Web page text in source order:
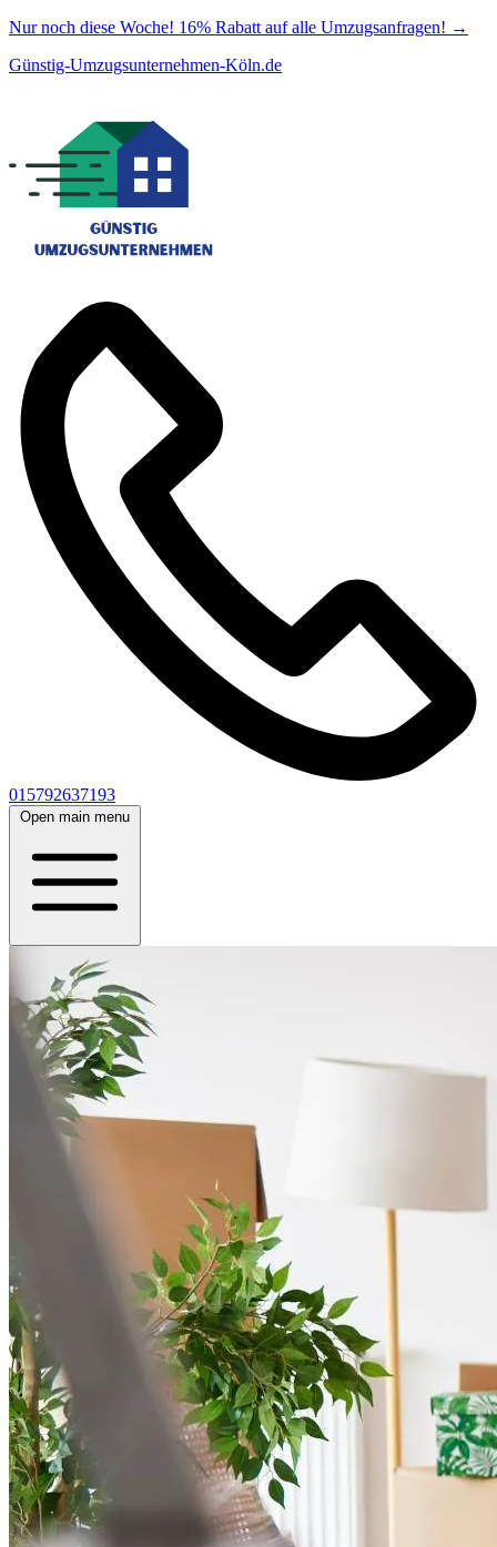
Nur noch diese Woche! 16% Rabatt auf alle Umzugsanfragen! →
Günstig-Umzugsunternehmen-Köln.de
015792637193
Open main menu